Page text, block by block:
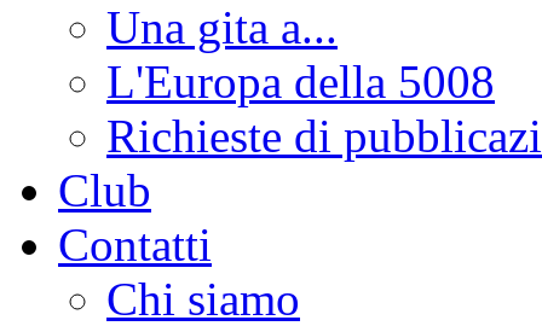
Una gita a...
L'Europa della 5008
Richieste di
Club
Contatti
Chi siamo